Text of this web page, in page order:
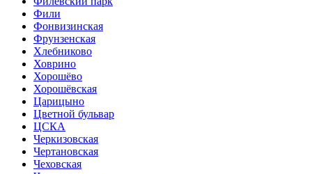
Фили
Фонвизинская
Фрунзенская
Хлебниково
Ховрино
Хорошёво
Хорошёвская
Царицыно
Цветной бульвар
ЦСКА
Черкизовская
Чертановская
Чеховская